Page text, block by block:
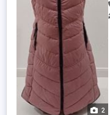
2